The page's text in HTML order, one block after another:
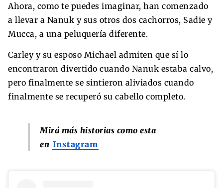
Ahora, como te puedes imaginar, han comenzado
a llevar a Nanuk y sus otros dos cachorros, Sadie y
Mucca, a una peluquería diferente.
Carley y su esposo Michael admiten que sí lo
encontraron divertido cuando Nanuk estaba calvo,
pero finalmente se sintieron aliviados cuando
finalmente se recuperó su cabello completo.
Mirá más historias como esta
en Instagram